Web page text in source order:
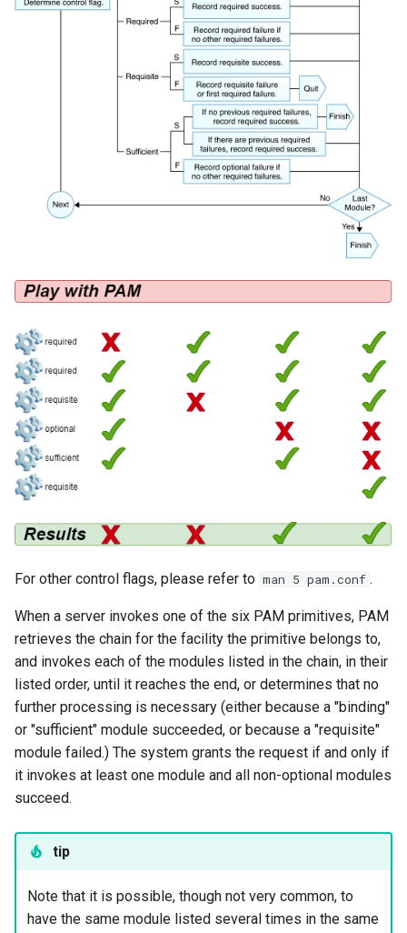
For other control flags, please refer to man 5 pam.conf .
When a server invokes one of the six PAM primitives, PAM
retrieves the chain for the facility the primitive belongs to,
and invokes each of the modules listed in the chain, in their
listed order, until it reaches the end, or determines that no
further processing is necessary (either because a "binding"
or "sufficient" module succeeded, or because a "requisite"
module failed.) The system grants the request if and only if
it invokes at least one module and all non-optional modules
succeed.
tip
Note that it is possible, though not very common, to
have the same module listed several times in the same